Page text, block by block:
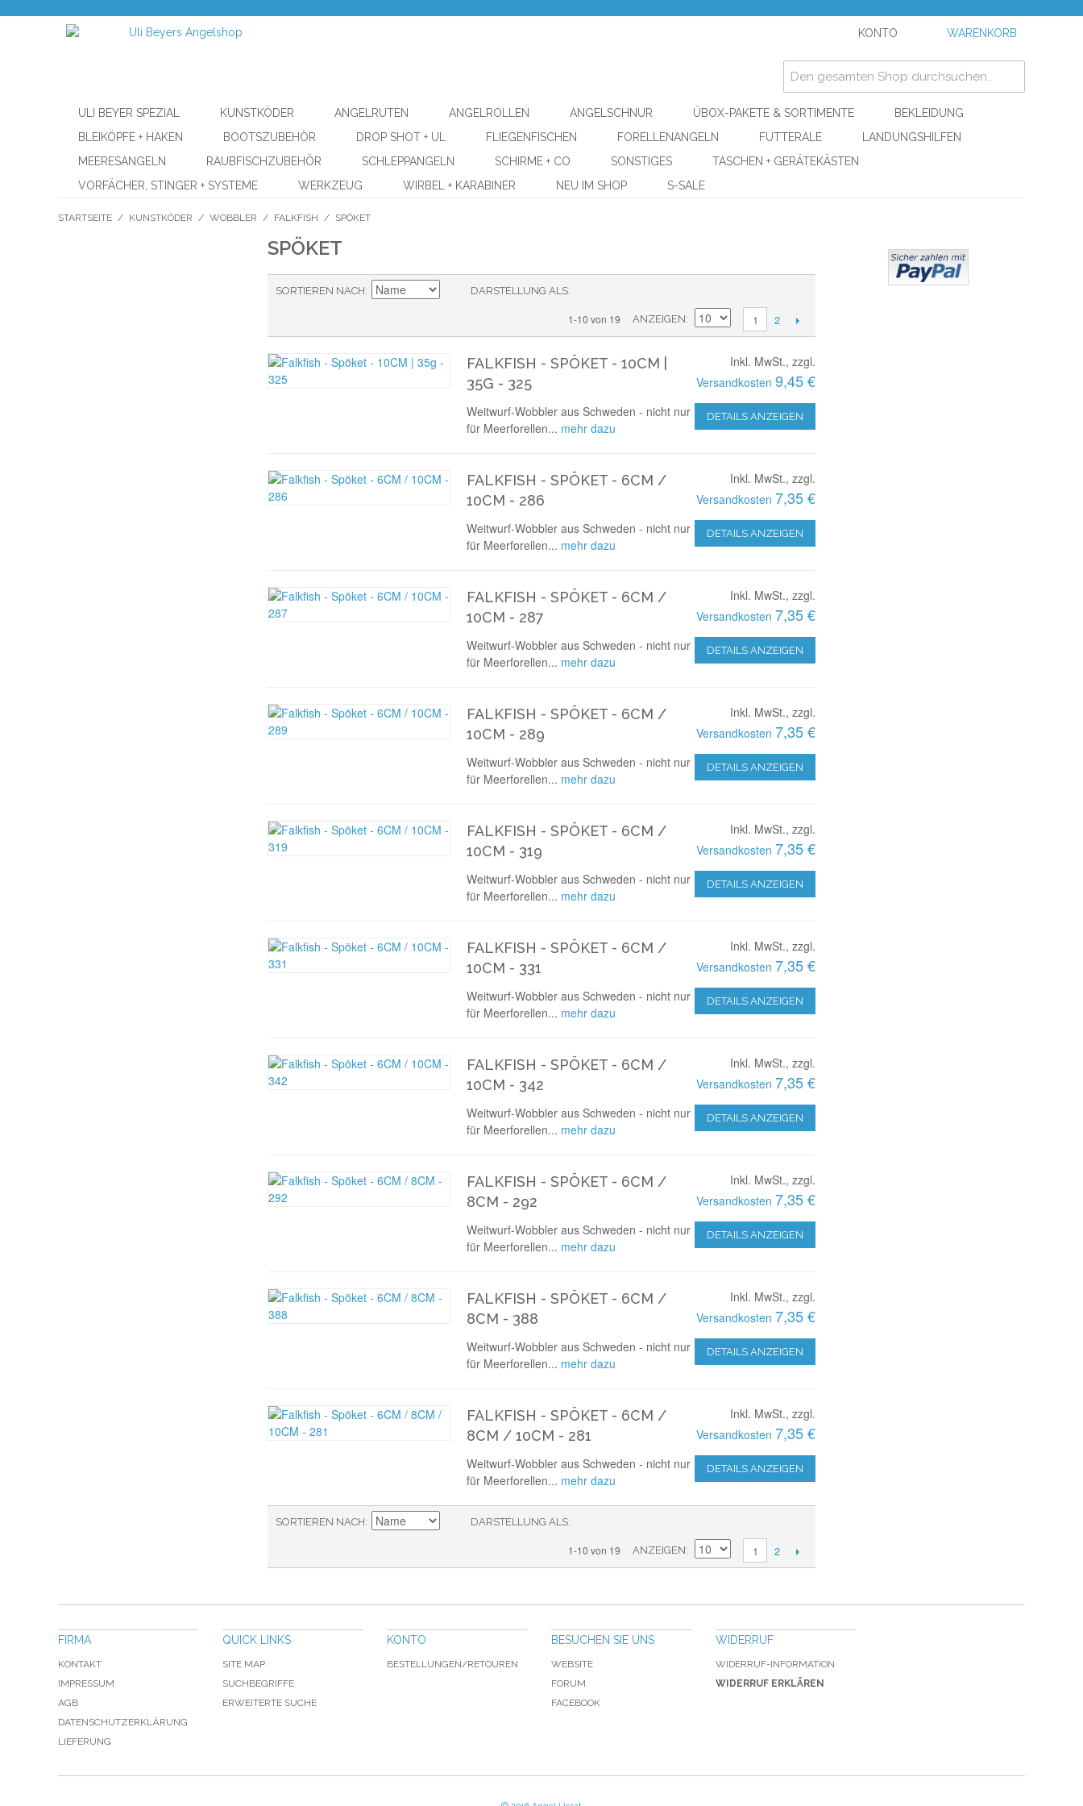
KONTO WARENKORB
ULI BEYER SPEZIAL KUNSTKÖDER ANGELRUTEN ANGELROLLEN ANGELSCHNUR ÜBOX-PAKETE & SORTIMENTE
BEKLEIDUNG
BLEIKÖPFE + HAKEN
BOOTSZUBEHÖR DROP SHOT + UL FLIEGENFISCHEN FORELLENANGELN FUTTERALE
LANDUNGSHILFEN
MEERESANGELN
RAUBFISCHZUBEHÖR SCHLEPPANGELN SCHIRME + CO SONSTIGES
TASCHEN + GERÄTEKÄSTEN
VORFÄCHER, STINGER + SYSTEME
WERKZEUG WIRBEL + KARABINER NEU IM SHOP S-SALE
STARTSEITE / KUNSTKÖDER / WOBBLER / FALKFISH / SPÖKET
SPÖKET
DARSTELLUNG ALS
SORTIEREN NACH
1-10 von 19 ANZEIGEN 1 2
FALKFISH - SPÖKET - 10CM |
35G - 325
Inkl. MwSt., zzgl.
Versandkosten 9,45 €
DETAILS ANZEIGEN
Weitwurf-Wobbler aus Schweden - nicht nur
für Meerforellen... mehr dazu
FALKFISH - SPÖKET - 6CM /
10CM - 286
Inkl. MwSt., zzgl.
Versandkosten 7,35 €
DETAILS ANZEIGEN
Weitwurf-Wobbler aus Schweden - nicht nur
für Meerforellen... mehr dazu
FALKFISH - SPÖKET - 6CM /
10CM - 287
Inkl. MwSt., zzgl.
Versandkosten 7,35 €
DETAILS ANZEIGEN
Weitwurf-Wobbler aus Schweden - nicht nur
für Meerforellen... mehr dazu
FALKFISH - SPÖKET - 6CM /
10CM - 289
Inkl. MwSt., zzgl.
Versandkosten 7,35 €
DETAILS ANZEIGEN
Weitwurf-Wobbler aus Schweden - nicht nur
für Meerforellen... mehr dazu
FALKFISH - SPÖKET - 6CM /
10CM - 319
Inkl. MwSt., zzgl.
Versandkosten 7,35 €
DETAILS ANZEIGEN
Weitwurf-Wobbler aus Schweden - nicht nur
für Meerforellen... mehr dazu
FALKFISH - SPÖKET - 6CM /
10CM - 331
Inkl. MwSt., zzgl.
Versandkosten 7,35 €
DETAILS ANZEIGEN
Weitwurf-Wobbler aus Schweden - nicht nur
für Meerforellen... mehr dazu
FALKFISH - SPÖKET - 6CM /
10CM - 342
Inkl. MwSt., zzgl.
Versandkosten 7,35 €
DETAILS ANZEIGEN
Weitwurf-Wobbler aus Schweden - nicht nur
für Meerforellen... mehr dazu
FALKFISH - SPÖKET - 6CM /
8CM - 292
Inkl. MwSt., zzgl.
Versandkosten 7,35 €
DETAILS ANZEIGEN
Weitwurf-Wobbler aus Schweden - nicht nur
für Meerforellen... mehr dazu
FALKFISH - SPÖKET - 6CM /
8CM - 388
Inkl. MwSt., zzgl.
Versandkosten 7,35 €
DETAILS ANZEIGEN
Weitwurf-Wobbler aus Schweden - nicht nur
für Meerforellen... mehr dazu
FALKFISH - SPÖKET - 6CM /
8CM / 10CM - 281
Inkl. MwSt., zzgl.
Versandkosten 7,35 €
DETAILS ANZEIGEN
Weitwurf-Wobbler aus Schweden - nicht nur
für Meerforellen... mehr dazu
DARSTELLUNG ALS
SORTIEREN NACH
1-10 von 19 ANZEIGEN 1 2
FIRMA
KONTAKT
IMPRESSUM
AGB
DATENSCHUTZERKLÄRUNG
LIEFERUNG
QUICK LINKS
SITE MAP
SUCHBEGRIFFE
ERWEITERTE SUCHE
KONTO
BESTELLUNGEN/RETOUREN
BESUCHEN SIE UNS
WEBSITE
FORUM
FACEBOOK
WIDERRUF
WIDERRUF-INFORMATION
WIDERRUF ERKLÄREN